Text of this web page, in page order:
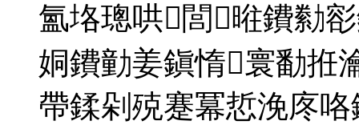
氳垎璁哄閭暀鐨勬
姛鐨勭姜鎭惰寰勫拰
帶鍒剁殑蹇冪悊浼庝